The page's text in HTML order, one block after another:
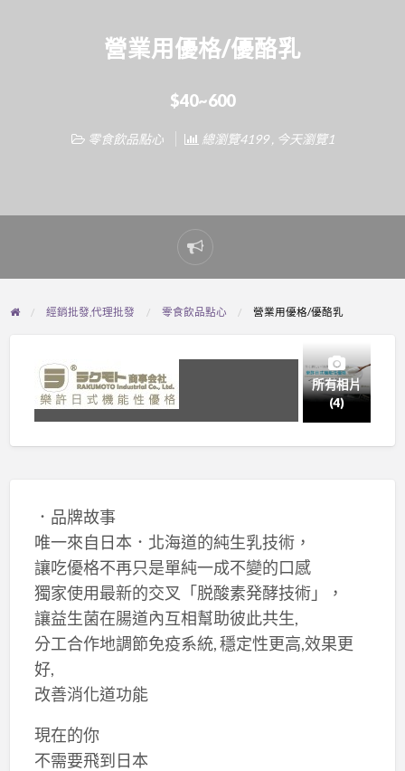
營業用優格/優酪乳
$40~600
零食飲品點心 總瀏覽4199 , 今天瀏覽1
Report
problem
經銷批發,代理批發 零食飲品點心 營業用優格/優酪乳
所有相片
(4)
．品牌故事
唯一來自日本．北海道的純生乳技術，
讓吃優格不再只是單純一成不變的口感
獨家使用最新的交叉「脱酸素発酵技術」，
讓益生菌在腸道內互相幫助彼此共生,
分工合作地調節免疫系統, 穩定性更高,效果更
好,
改善消化道功能
現在的你
不需要飛到日本